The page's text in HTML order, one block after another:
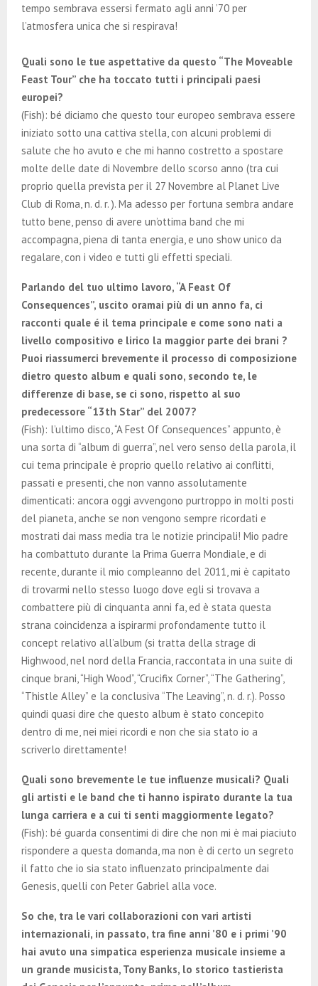
tempo sembrava essersi fermato agli anni ’70 per
l’atmosfera unica che si respirava!
Quali sono le tue aspettative da questo “The Moveable
Feast Tour” che ha toccato tutti i principali paesi
europei?
(Fish): bé diciamo che questo tour europeo sembrava essere
iniziato sotto una cattiva stella, con alcuni problemi di
salute che ho avuto e che mi hanno costretto a spostare
molte delle date di Novembre dello scorso anno (tra cui
proprio quella prevista per il 27 Novembre al Planet Live
Club di Roma, n. d. r. ). Ma adesso per fortuna sembra andare
tutto bene, penso di avere un’ottima band che mi
accompagna, piena di tanta energia, e uno show unico da
regalare, con i video e tutti gli effetti speciali.
Parlando del tuo ultimo lavoro, “A Feast Of
Consequences”, uscito oramai più di un anno fa, ci
racconti quale é il tema principale e come sono nati a
livello compositivo e lirico la maggior parte dei brani ?
Puoi riassumerci brevemente il processo di composizione
dietro questo album e quali sono, secondo te, le
differenze di base, se ci sono, rispetto al suo
predecessore “13th Star” del 2007?
(Fish): l’ultimo disco, “A Fest Of Consequences” appunto, è
una sorta di “album di guerra”, nel vero senso della parola, il
cui tema principale è proprio quello relativo ai conflitti,
passati e presenti, che non vanno assolutamente
dimenticati: ancora oggi avvengono purtroppo in molti posti
del pianeta, anche se non vengono sempre ricordati e
mostrati dai mass media tra le notizie principali! Mio padre
ha combattuto durante la Prima Guerra Mondiale, e di
recente, durante il mio compleanno del 2011, mi è capitato
di trovarmi nello stesso luogo dove egli si trovava a
combattere più di cinquanta anni fa, ed è stata questa
strana coincidenza a ispirarmi profondamente tutto il
concept relativo all’album (si tratta della strage di
Highwood, nel nord della Francia, raccontata in una suite di
cinque brani, “High Wood”, “Crucifix Corner”, “The Gathering”,
“Thistle Alley” e la conclusiva “The Leaving”, n. d. r.). Posso
quindi quasi dire che questo album è stato concepito
dentro di me, nei miei ricordi e non che sia stato io a
scriverlo direttamente!
Quali sono brevemente le tue influenze musicali? Quali
gli artisti e le band che ti hanno ispirato durante la tua
lunga carriera e a cui ti senti maggiormente legato?
(Fish): bé guarda consentimi di dire che non mi è mai piaciuto
rispondere a questa domanda, ma non è di certo un segreto
il fatto che io sia stato influenzato principalmente dai
Genesis, quelli con Peter Gabriel alla voce.
So che, tra le vari collaborazioni con vari artisti
internazionali, in passato, tra fine anni ’80 e i primi ’90
hai avuto una simpatica esperienza musicale insieme a
un grande musicista, Tony Banks, lo storico tastierista